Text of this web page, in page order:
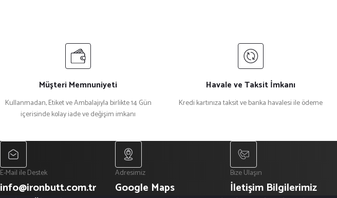
Müşteri Memnuniyeti
Kullanmadan, Etiket ve Ambalajıyla birlikte 14 Gün
içerisinde kolay iade ve değişim imkanı
Havale ve Taksit İmkanı
Kredi kartınıza taksit ve banka havalesi ile ödeme
E-Mail ile Destek
info@ironbutt.com.tr
Adresimiz
Google Maps
Bize Ulaşın
İletişim Bilgilerimiz